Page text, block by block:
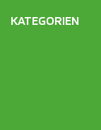
KATEGORIEN